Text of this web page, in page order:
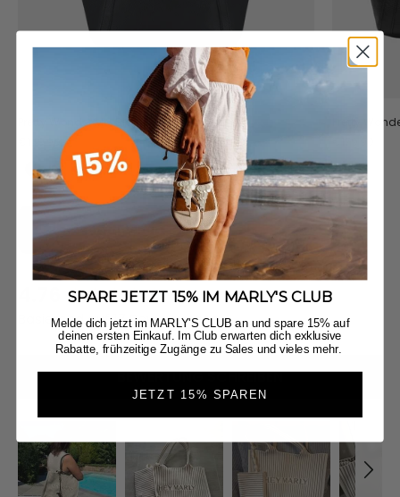
Pretty Wonder M - Black
BlackCrema
Pretty
Jetzt entdecken
Basierend auf 17 Bewertungen
BEWERTUNG SCHREIBEN
New content loaded
SPARE JETZT 15% IM MARLY'S CLUB
Melde dich jetzt im MARLY'S CLUB an und spare 15% auf
deinen ersten Einkauf. Im Club erwarten dich exklusive
Rabatte, frühzeitige Zugänge zu Sales und vieles mehr.
JETZT 15% SPAREN